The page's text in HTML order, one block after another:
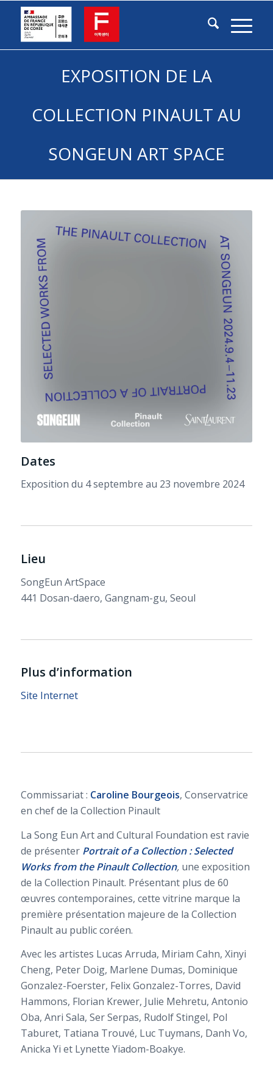
EXPOSITION DE LA
COLLECTION PINAULT AU
SONGEUN ART SPACE
Dates
Exposition du 4 septembre au 23 novembre 2024
Lieu
SongEun ArtSpace
441 Dosan-daero, Gangnam-gu, Seoul
Plus d’information
Site Internet
Commissariat : Caroline Bourgeois, Conservatrice
en chef de la Collection Pinault
La Song Eun Art and Cultural Foundation est ravie
de présenter Portrait of a Collection : Selected
Works from the Pinault Collection,une exposition
de la Collection Pinault. Présentant plus de 60
œuvres contemporaines, cette vitrine marque la
première présentation majeure de la Collection
Pinault au public coréen.
Avec les artistes Lucas Arruda, Miriam Cahn, Xinyi
Cheng, Peter Doig, Marlene Dumas, Dominique
Gonzalez-Foerster, Felix Gonzalez-Torres, David
Hammons, Florian Krewer, Julie Mehretu, Antonio
Oba, Anri Sala, Ser Serpas, Rudolf Stingel, Pol
Taburet, Tatiana Trouvé, Luc Tuymans, Danh Vo,
Anicka Yi et Lynette Yiadom-Boakye.